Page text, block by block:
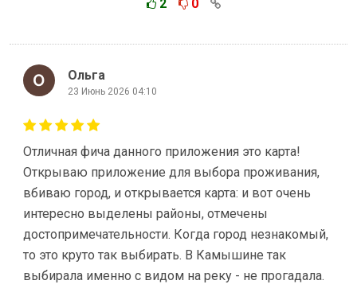
2 0
Ольга
23 Июнь 2026 04:10
Отличная фича данного приложения это карта!
Открываю приложение для выбора проживания,
вбиваю город, и открывается карта: и вот очень
интересно выделены районы, отмечены
достопримечательности. Когда город незнакомый,
то это круто так выбирать. В Камышине так
выбирала именно с видом на реку - не прогадала.